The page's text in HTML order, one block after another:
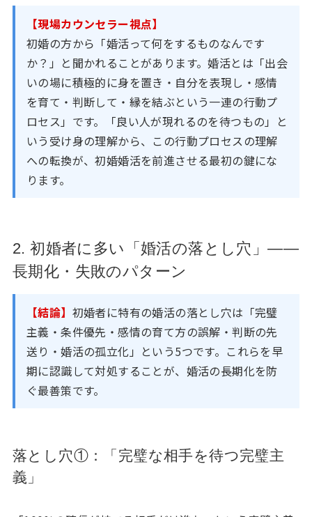
【現場カウンセラー視点】
初婚の方から「婚活って何をするものなんです
か？」と聞かれることがあります。婚活とは「出会
いの場に積極的に身を置き・自分を表現し・感情
を育て・判断して・縁を結ぶという一連の行動プ
ロセス」です。「良い人が現れるのを待つもの」と
いう受け身の理解から、この行動プロセスの理解
への転換が、初婚婚活を前進させる最初の鍵にな
ります。
2. 初婚者に多い「婚活の落とし穴」——
長期化・失敗のパターン
【結論】 初婚者に特有の婚活の落とし穴は「完璧
主義・条件優先・感情の育て方の誤解・判断の先
送り・婚活の孤立化」という5つです。これらを早
期に認識して対処することが、婚活の長期化を防
ぐ最善策です。
落とし穴①：「完璧な相手を待つ完璧主
義」